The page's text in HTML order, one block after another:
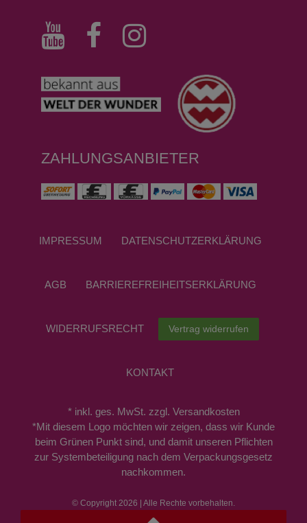
ZAHLUNGSANBIETER
IMPRESSUM DATEN­SCHUTZ­ERKLÄRUNG
AGB BARRIEREFREIHEITSERKLÄRUNG
WIDERRUFS­RECHT Vertrag widerrufen
KONTAKT
* inkl. ges. MwSt. zzgl. Versandkosten
*Mit diesem Logo möchten wir zeigen, dass wir Kunde
beim Grünen Punkt sind, und damit unseren Pflichten
zur Systembeteiligung nach dem Verpackungsgesetz
nachkommen.
© Copyright 2026 | Alle Rechte vorbehalten.